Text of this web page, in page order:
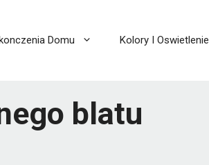
Domu Kolory I Oswietlenie
blatu